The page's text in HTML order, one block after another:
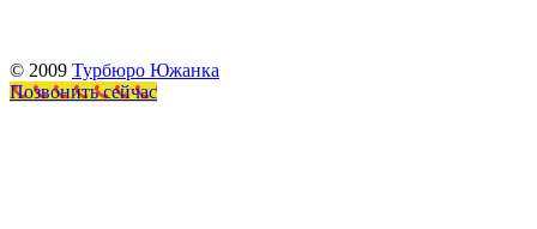
© 2009 Турбюро Южанка
Позвонить сейчас